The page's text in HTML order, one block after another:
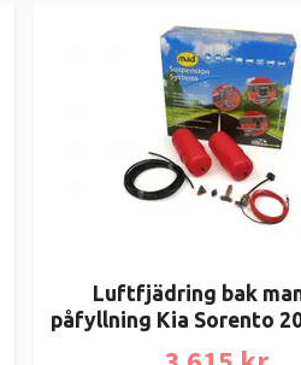
Luftfjädring bak
påfyllning Kia Sorento